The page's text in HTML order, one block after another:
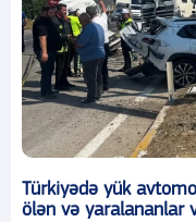
Türkiyədə yük
ölən və yaralananlar